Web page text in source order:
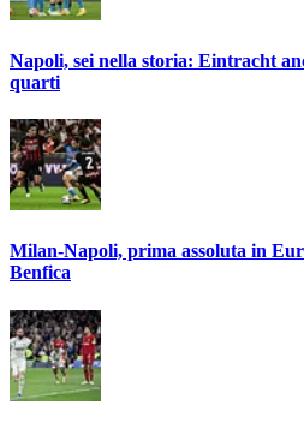
Napoli, sei nella storia: Eintracht
quarti
Milan-Napoli, prima assoluta in
Benfica